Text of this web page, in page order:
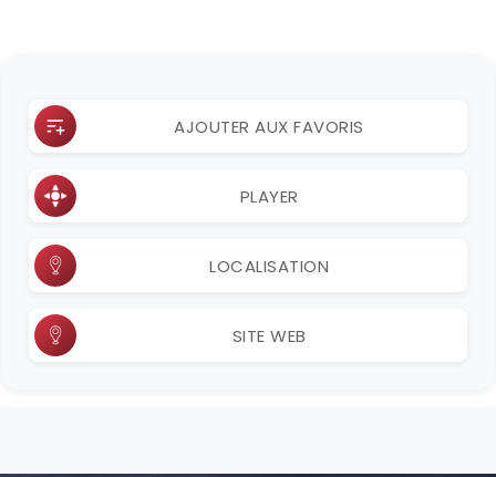
AJOUTER AUX FAVORIS
PLAYER
LOCALISATION
SITE WEB